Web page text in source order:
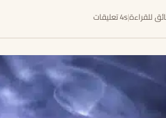
|4s تعليقات